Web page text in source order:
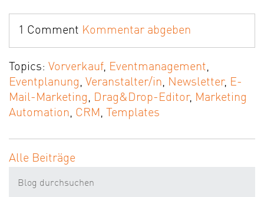
1 Comment Kommentar abgeben
Topics: Vorverkauf, Eventmanagement,
Eventplanung, Veranstalter/in, Newsletter, E-
Mail-Marketing, Drag&Drop-Editor, Marketing
Automation, CRM , Templates
Alle Beiträge